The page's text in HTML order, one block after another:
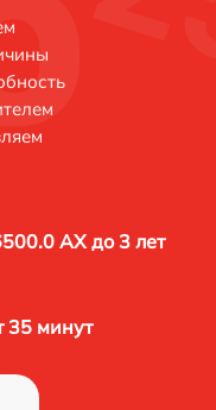
AX до 3 лет
35 минут